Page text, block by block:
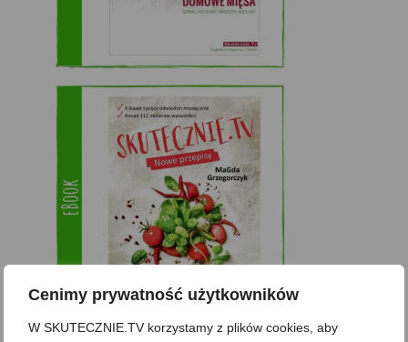
Cenimy prywatność użytkowników
W SKUTECZNIE.TV korzystamy z plików cookies, aby